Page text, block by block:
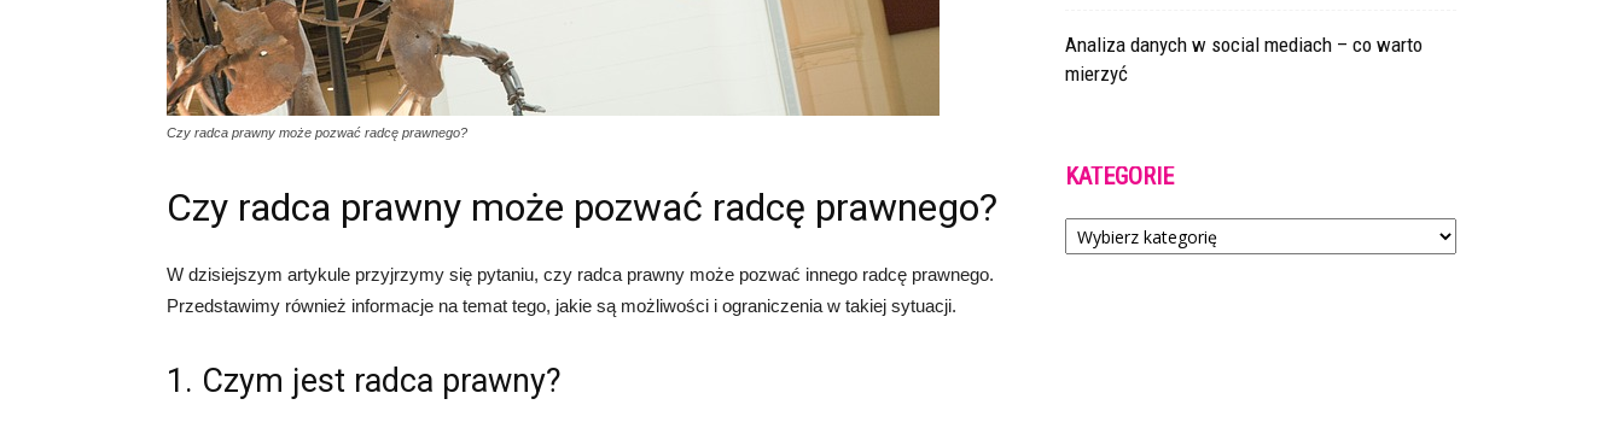
Czy radca prawny może pozwać radcę prawnego?
Czy radca prawny może pozwać radcę prawnego?
W dzisiejszym artykule przyjrzymy się pytaniu, czy radca prawny może pozwać innego radcę prawnego.
Przedstawimy również informacje na temat tego, jakie są możliwości i ograniczenia w takiej sytuacji.
1. Czym jest radca prawny?
Analiza danych w social mediach – co warto
mierzyć
KATEGORIE
Kategorie